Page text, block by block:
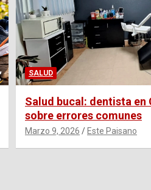
SALUD
Salud bucal: dentista en
sobre errores comunes
Marzo 9, 2026 Este Paisano